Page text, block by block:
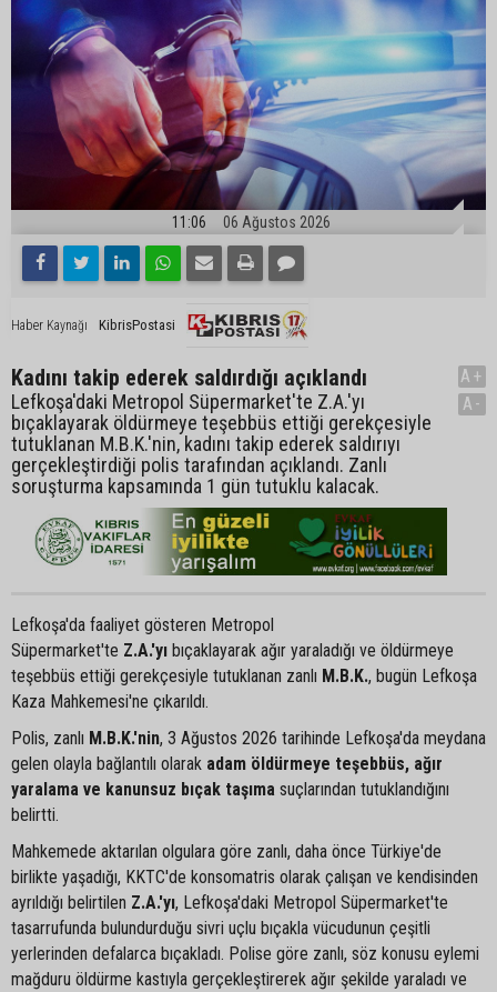
11:06 06 Ağustos 2026
Haber Kaynağı KibrisPostasi
Kadını takip ederek saldırdığı açıklandı
Lefkoşa'daki Metropol Süpermarket'te Z.A.'yı
bıçaklayarak öldürmeye teşebbüs ettiği gerekçesiyle
tutuklanan M.B.K.'nin, kadını takip ederek saldırıyı
gerçekleştirdiği polis tarafından açıklandı. Zanlı
soruşturma kapsamında 1 gün tutuklu kalacak.
A+
A-
Lefkoşa'da faaliyet gösteren Metropol
Süpermarket'te Z.A.'yı bıçaklayarak ağır yaraladığı ve öldürmeye
teşebbüs ettiği gerekçesiyle tutuklanan zanlı M.B.K., bugün Lefkoşa
Kaza Mahkemesi'ne çıkarıldı.
Polis, zanlı M.B.K.'nin, 3 Ağustos 2026 tarihinde Lefkoşa'da meydana
gelen olayla bağlantılı olarak adam öldürmeye teşebbüs, ağır
yaralama ve kanunsuz bıçak taşıma suçlarından tutuklandığını
belirtti.
Mahkemede aktarılan olgulara göre zanlı, daha önce Türkiye'de
birlikte yaşadığı, KKTC'de konsomatris olarak çalışan ve kendisinden
ayrıldığı belirtilen Z.A.'yı, Lefkoşa'daki Metropol Süpermarket'te
tasarrufunda bulundurduğu sivri uçlu bıçakla vücudunun çeşitli
yerlerinden defalarca bıçakladı. Polise göre zanlı, söz konusu eylemi
mağduru öldürme kastıyla gerçekleştirerek ağır şekilde yaraladı ve